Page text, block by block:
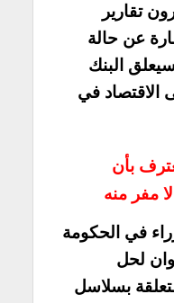
تقارير
عن حالة
البنك
الاقتصاد في
بأن
مفر منه
في الحكومة
لحل
بسلاسل